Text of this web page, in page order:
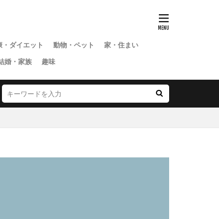
・ダイエット 動物・ペット
家・住まい
婚・家族
趣味